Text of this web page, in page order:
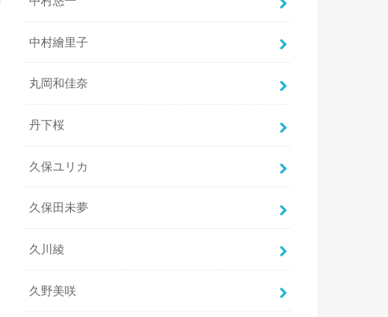
中村繪里子
丸岡和佳奈
丹下桜
久保ユリカ
久保田未夢
久川綾
久野美咲